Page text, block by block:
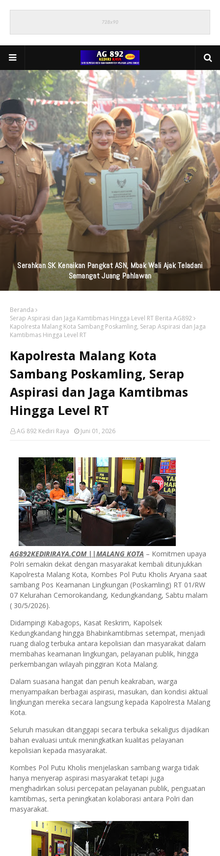
KAI Daop 7 Madiun Kembali Salurkan Bantuan TJSL Senilai
Ratusan Juta Untuk Infrastruktur, Pendidikan, Pelestarian
Budaya, Dan Disabilitas
Beranda
Serap Aspirasi dan Jaga Kamtibmas Hingga Level RT Berita AG892
Kapolresta Malang Kota Sambang Poskamling, Serap Aspirasi dan Jaga
Kamtibmas Hingga Level RT
Kapolresta Malang Kota
Sambang Poskamling, Serap
Aspirasi dan Jaga Kamtibmas
Hingga Level RT
AG 892 Kediri Raya Juni 01, 2026
AG892KEDIRIRAYA.COM ||MALANG KOTA – Komitmen upaya
Polri semakin dekat dengan masyarakat kembali ditunjukkan
Kapolresta Malang Kota, Kombes Pol Putu Kholis Aryana saat
sambang Pos Keamanan Lingkungan (Poskamling) RT 01/RW
07 Kelurahan Cemorokandang, Kedungkandang, Sabtu malam
( 30/5/2026).
Didampingi Kabagops, Kasat Reskrim, Kapolsek
Kedungkandang hingga Bhabinkamtibmas setempat, menjadi
ruang dialog terbuka antara kepolisian dan masyarakat dalam
membahas keamanan lingkungan, pelayanan publik, hingga
perkembangan wilayah pinggiran Kota Malang.
Dalam suasana hangat dan penuh keakraban, warga
menyampaikan berbagai aspirasi, masukan, dan kondisi aktual
lingkungan mereka secara langsung kepada Kapolresta Malang
Kota.
Seluruh masukan ditanggapi secara terbuka sekaligus dijadikan
bahan evaluasi untuk meningkatkan kualitas pelayanan
kepolisian kepada masyarakat.
Kombes Pol Putu Kholis menjelaskan sambang warga tidak
hanya menyerap aspirasi masyarakat tetapi juga
menghadirkan solusi percepatan pelayanan publik, penguatan
kamtibmas, serta peningkatan kolaborasi antara Polri dan
masyarakat.